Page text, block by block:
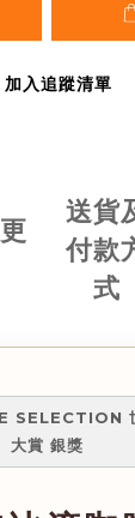
加入追蹤清單
送貨
付款
式
SELECTION
大賞 銀獎